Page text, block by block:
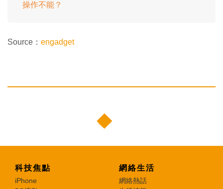
操作不能？
Source： engadget
科技焦點
iPhone
網絡生活
網絡熱話